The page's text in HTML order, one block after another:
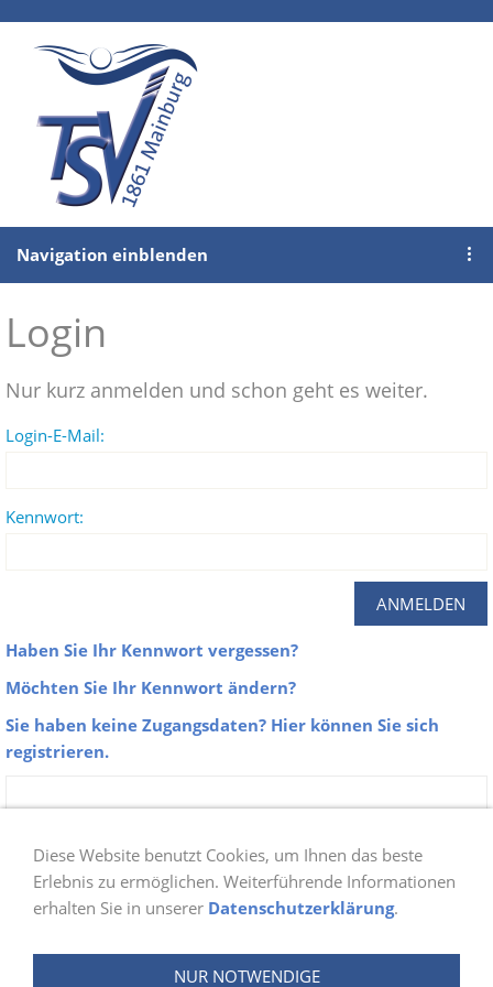
Navigation einblenden
Login
Nur kurz anmelden und schon geht es weiter.
Login-E-Mail:
Kennwort:
Haben Sie Ihr Kennwort vergessen?
Möchten Sie Ihr Kennwort ändern?
Sie haben keine Zugangsdaten? Hier können Sie sich
registrieren.
Zu unseren Galerien erhalten nur Aktive
Mitglieder der Abteilung Schwimmen Zugang.
Sobald du dich bei uns angemeldet hast, prüfen
wir ob du berechtigt bist und schalten danach
deinen Login frei. Die Freischaltung wird ein bis
zwei Tage in Anspruch nehmen.
Diese Website benutzt Cookies, um Ihnen das beste
Erlebnis zu ermöglichen. Weiterführende Informationen
erhalten Sie in unserer Datenschutzerklärung.
NUR NOTWENDIGE